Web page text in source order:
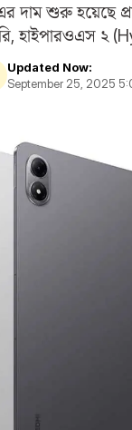
দাম শুরু হয়েছে
হাইপারওএস
Updated Now:
September 25, 2025